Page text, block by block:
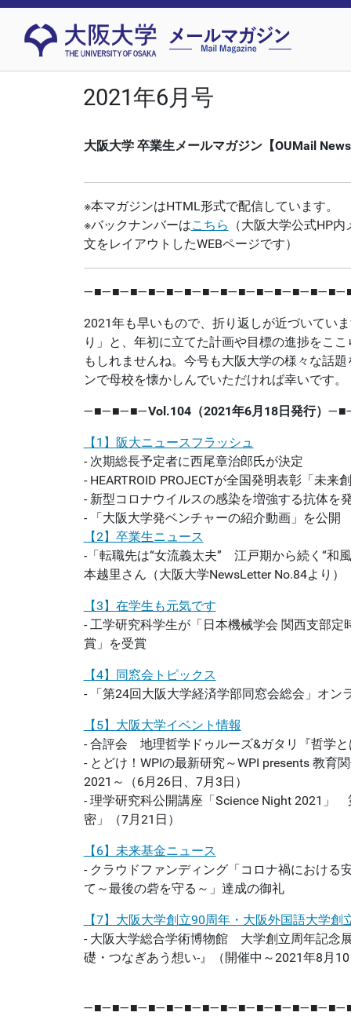
2021年6月号
大阪大学 卒業生メールマガジン【OUMail
※本マガジンはHTML形式で配信しています。
※バックナンバーはこちら （大阪大学公式HP
文をレイアウトしたWEBページです）
2021年も早いもので、折り返しが近づいてい
り」と、年初に立てた計画や目標の進捗をこ
もしれませんね。今号も大阪大学の様々な話
ンで母校を懐かしんでいただければ幸いです。
―■―■―■―Vol.104（2021年6月18日発行）
【1】阪大ニュースフラッシュ
- 次期総長予定者に西尾章治郎氏が決定
- HEARTROID PROJECTが全国発明表彰「未来
- 新型コロナウイルスの感染を増強する抗体を
- 「大阪大学発ベンチャーの紹介動画」を公開
【2】卒業生ニュース
-「転職先は“女流義太夫” 江戸期から続く“和
本越里さん（大阪大学NewsLetter No.84より）
【3】 在学生も元気です
- 工学研究科学生が「日本機械学会 関西支部定
賞」を受賞
【4】同窓会トピックス
- 「第24回大阪大学経済学部同窓会総会」オン
【5】大阪大学イベント情報
- 合評会 地理哲学ドゥルーズ&ガタリ『哲学
- とどけ！WPIの最新研究～WPI presents 教育
2021～（6月26日、7月3日）
- 理学研究科公開講座「Science Night 2021」
密」（7月21日）
【6】未来基金ニュース
- クラウドファンディング「コロナ禍における
て～最後の砦を守る～」達成の御礼
【7】大阪大学創立90周年・大阪外国語大学創
- 大阪大学総合学術博物館 大学創立周年記念
礎・つなぎあう想い‐』（開催中～2021年8月